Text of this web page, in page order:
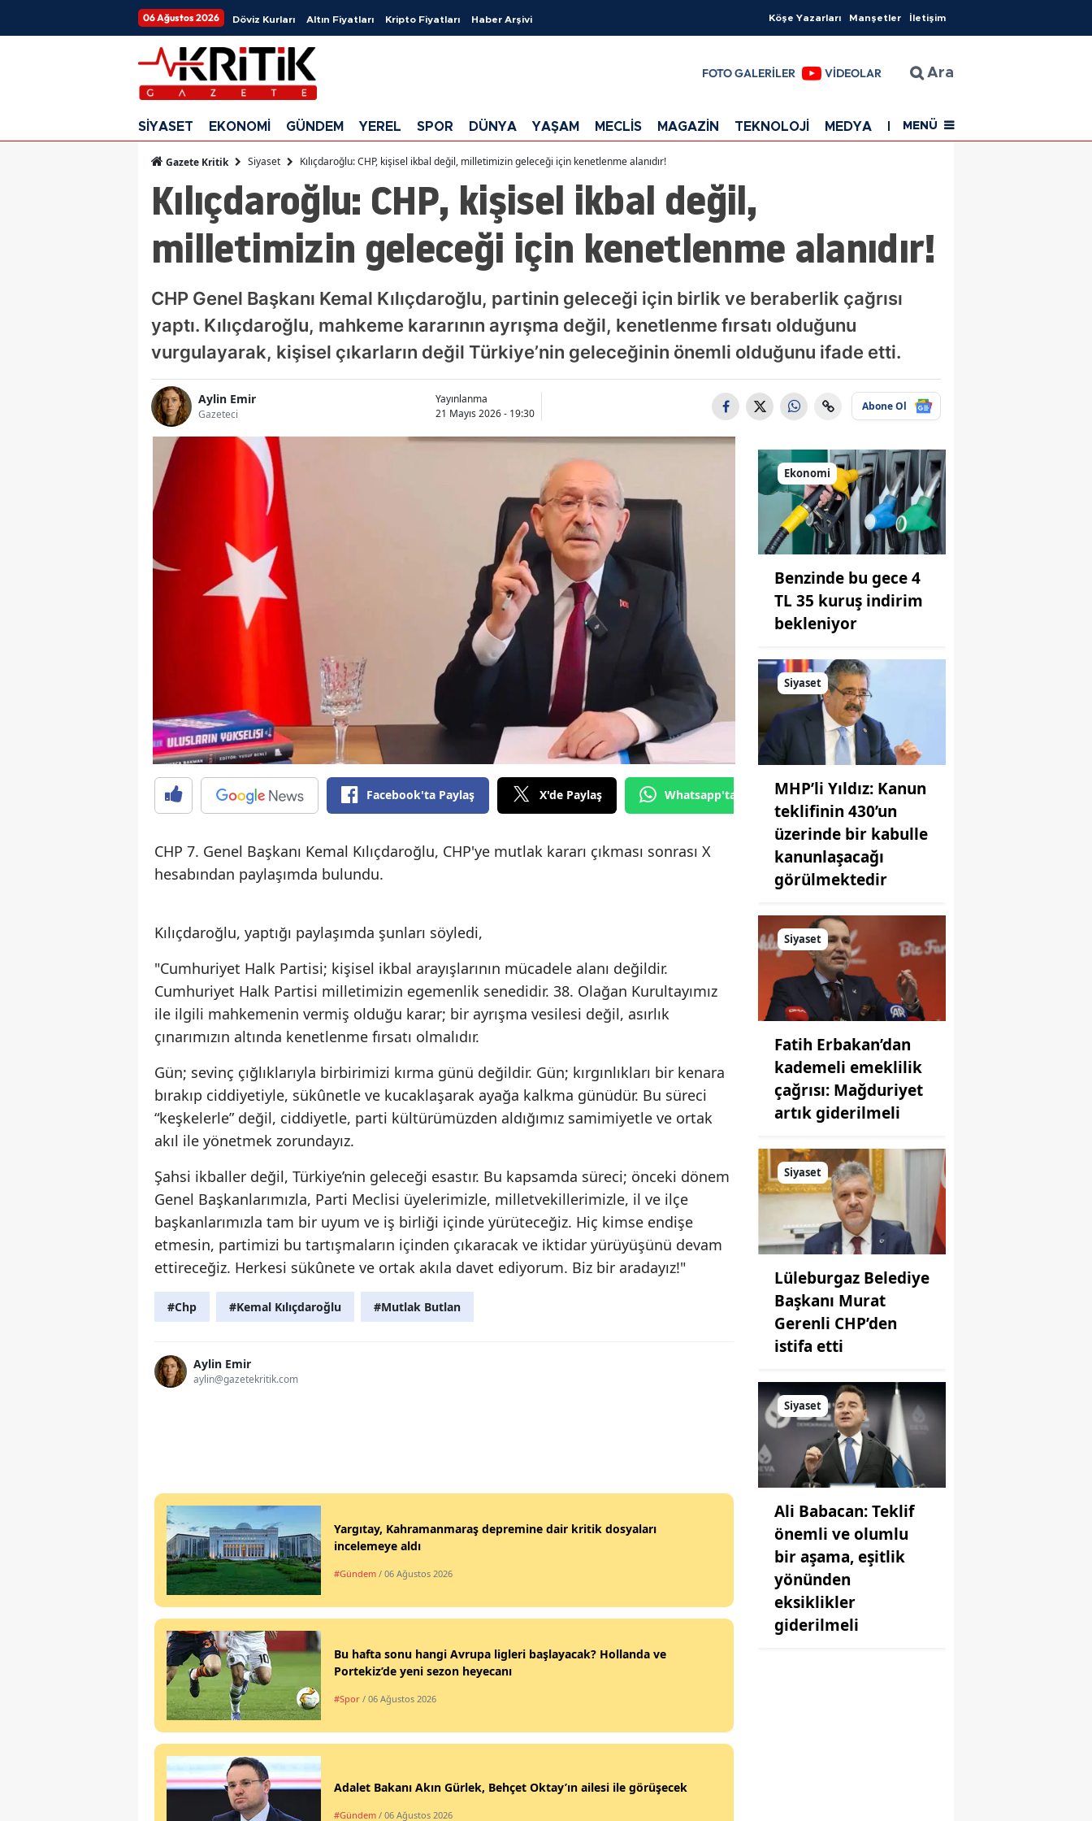
06 Ağustos 2026 Döviz Kurları Altın Fiyatları Kripto Fiyatları Haber Arşivi Köşe Yazarları Manşetler İletişim
FOTO GALERİLER VİDEOLAR Ara
SİYASET EKONOMİ GÜNDEM YEREL SPOR DÜNYA YAŞAM MECLİS MAGAZİN TEKNOLOJİ MEDYA EĞİTİM SAĞLIK
MENÜ
Gazete Kritik Siyaset Kılıçdaroğlu: CHP, kişisel ikbal değil, milletimizin geleceği için kenetlenme alanıdır!
Kılıçdaroğlu: CHP, kişisel ikbal değil,
milletimizin geleceği için kenetlenme alanıdır!
CHP Genel Başkanı Kemal Kılıçdaroğlu, partinin geleceği için birlik ve beraberlik çağrısı
yaptı. Kılıçdaroğlu, mahkeme kararının ayrışma değil, kenetlenme fırsatı olduğunu
vurgulayarak, kişisel çıkarların değil Türkiye’nin geleceğinin önemli olduğunu ifade etti.
Aylin Emir
Gazeteci
Yayınlanma
21 Mayıs 2026 - 19:30
Abone Ol
Facebook'ta Paylaş X'de Paylaş Whatsapp'tan Gönder
CHP 7. Genel Başkanı Kemal Kılıçdaroğlu, CHP'ye mutlak kararı çıkması sonrası X
hesabından paylaşımda bulundu.
Kılıçdaroğlu, yaptığı paylaşımda şunları söyledi,
"Cumhuriyet Halk Partisi; kişisel ikbal arayışlarının mücadele alanı değildir.
Cumhuriyet Halk Partisi milletimizin egemenlik senedidir. 38. Olağan Kurultayımız
ile ilgili mahkemenin vermiş olduğu karar; bir ayrışma vesilesi değil, asırlık
çınarımızın altında kenetlenme fırsatı olmalıdır.
Gün; sevinç çığlıklarıyla birbirimizi kırma günü değildir. Gün; kırgınlıkları bir kenara
bırakıp ciddiyetiyle, sükûnetle ve kucaklaşarak ayağa kalkma günüdür. Bu süreci
“keşkelerle” değil, ciddiyetle, parti kültürümüzden aldığımız samimiyetle ve ortak
akıl ile yönetmek zorundayız.
Şahsi ikballer değil, Türkiye’nin geleceği esastır. Bu kapsamda süreci; önceki dönem
Genel Başkanlarımızla, Parti Meclisi üyelerimizle, milletvekillerimizle, il ve ilçe
başkanlarımızla tam bir uyum ve iş birliği içinde yürüteceğiz. Hiç kimse endişe
etmesin, partimizi bu tartışmaların içinden çıkaracak ve iktidar yürüyüşünü devam
ettireceğiz. Herkesi sükûnete ve ortak akıla davet ediyorum. Biz bir aradayız!"
#Chp #Kemal Kılıçdaroğlu #Mutlak Butlan
Aylin Emir
aylin@gazetekritik.com
Yargıtay, Kahramanmaraş depremine dair kritik dosyaları
incelemeye aldı
#Gündem / 06 Ağustos 2026
Bu hafta sonu hangi Avrupa ligleri başlayacak? Hollanda ve
Portekiz’de yeni sezon heyecanı
#Spor / 06 Ağustos 2026
Adalet Bakanı Akın Gürlek, Behçet Oktay’ın ailesi ile görüşecek
#Gündem / 06 Ağustos 2026
Ekonomi
Benzinde bu gece 4
TL 35 kuruş indirim
bekleniyor
Siyaset
MHP’li Yıldız: Kanun
teklifinin 430’un
üzerinde bir kabulle
kanunlaşacağı
görülmektedir
Siyaset
Fatih Erbakan’dan
kademeli emeklilik
çağrısı: Mağduriyet
artık giderilmeli
Siyaset
Lüleburgaz Belediye
Başkanı Murat
Gerenli CHP’den
istifa etti
Siyaset
Ali Babacan: Teklif
önemli ve olumlu
bir aşama, eşitlik
yönünden
eksiklikler
giderilmeli